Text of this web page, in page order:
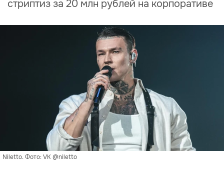
стриптиз за 20 млн рублей на корпоративе
Niletto. Фото: VK @niletto